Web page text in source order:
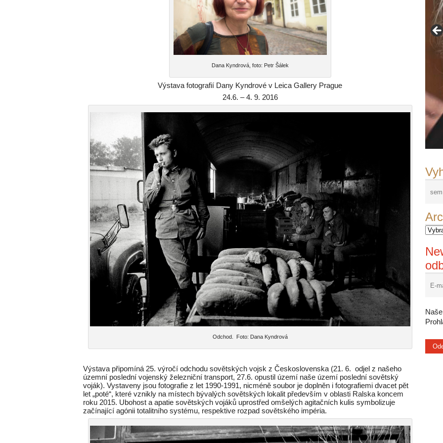
Dana Kyndrová, foto: Petr Šálek
Výstava fotografií Dany Kyndrové v Leica Gallery Prague
24.6. – 4. 9. 2016
Odchod. Foto: Dana Kyndrová
Výstava připomíná 25. výročí odchodu sovětských vojsk z Československa (21. 6. odjel z našeho
územní poslední vojenský železniční transport, 27.6. opustil území naše území poslední sovětský
voják). Vystaveny jsou fotografie z let 1990-1991, nicméně soubor je doplněn i fotografiemi dvacet pět
let „poté“, které vznikly na místech bývalých sovětských lokalit především v oblasti Ralska koncem
roku 2015. Ubohost a apatie sovětských vojáků uprostřed omšelých agitačních kulis symbolizuje
začínající agónii totalitního systému, respektive rozpad sovětského impéria.